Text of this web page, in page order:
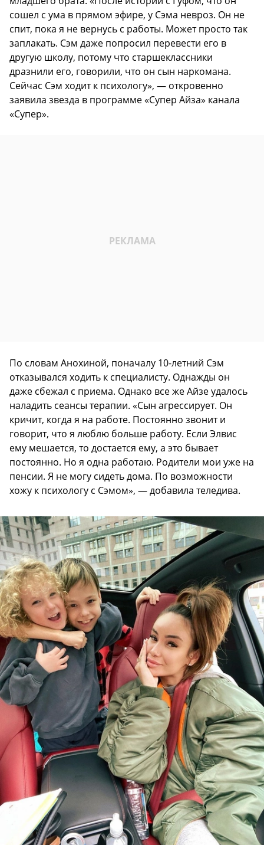
сошел с ума в прямом эфире, у Сэма невроз. Он не
спит, пока я не вернусь с работы. Может просто так
заплакать. Сэм даже попросил перевести его в
другую школу, потому что старшеклассники
дразнили его, говорили, что он сын наркомана.
Сейчас Сэм ходит к психологу», — откровенно
заявила звезда в программе «Супер Айза» канала
«Супер».
По словам Анохиной, поначалу 10-летний Сэм
отказывался ходить к специалисту. Однажды он
даже сбежал с приема. Однако все же Айзе удалось
наладить сеансы терапии. «Сын агрессирует. Он
кричит, когда я на работе. Постоянно звонит и
говорит, что я люблю больше работу. Если Элвис
ему мешается, то достается ему, а это бывает
постоянно. Но я одна работаю. Родители мои уже на
пенсии. Я не могу сидеть дома. По возможности
хожу к психологу с Сэмом», — добавила теледива.